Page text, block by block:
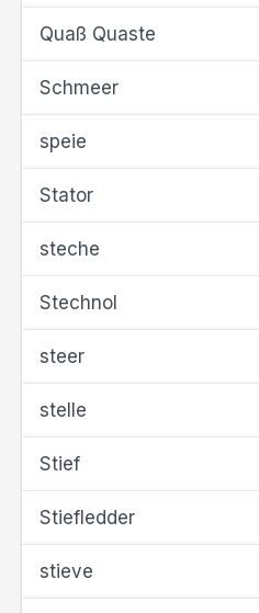
Quaß Quaste
Schmeer
speie
Stator
steche
Stechnol
steer
stelle
Stief
Stiefledder
stieve